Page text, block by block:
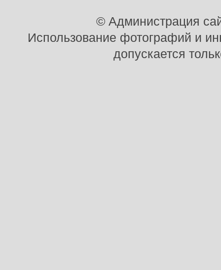
© Администрация
Использование фотографий и
допускается